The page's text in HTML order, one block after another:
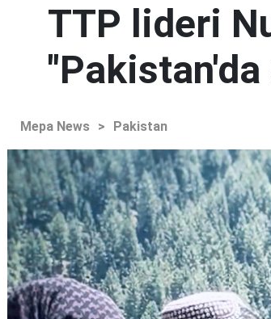
TTP lideri
Mepa News > Pakistan